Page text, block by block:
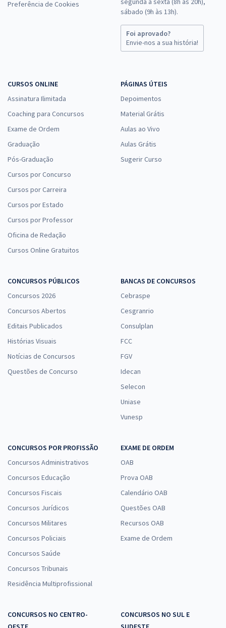
Preferência de Cookies
sábado (9h às 13h).
Foi aprovado?
Envie-nos a sua história!
CURSOS ONLINE
Assinatura Ilimitada
Coaching para Concursos
Exame de Ordem
Graduação
Pós-Graduação
Cursos por Concurso
Cursos por Carreira
Cursos por Estado
Cursos por Professor
Oficina de Redação
Cursos Online Gratuitos
PÁGINAS ÚTEIS
Depoimentos
Material Grátis
Aulas ao Vivo
Aulas Grátis
Sugerir Curso
CONCURSOS PÚBLICOS
Concursos 2026
Concursos Abertos
Editais Publicados
Histórias Visuais
Notícias de Concursos
Questões de Concurso
BANCAS DE CONCURSOS
Cebraspe
Cesgranrio
Consulplan
FCC
FGV
Idecan
Selecon
Uniase
Vunesp
CONCURSOS POR PROFISSÃO
Concursos Administrativos
Concursos Educação
Concursos Fiscais
Concursos Jurídicos
Concursos Militares
Concursos Policiais
Concursos Saúde
Concursos Tribunais
Residência Multiprofissional
EXAME DE ORDEM
OAB
Prova OAB
Calendário OAB
Questões OAB
Recursos OAB
Exame de Ordem
CONCURSOS NO CENTRO-
CONCURSOS NO SUL E